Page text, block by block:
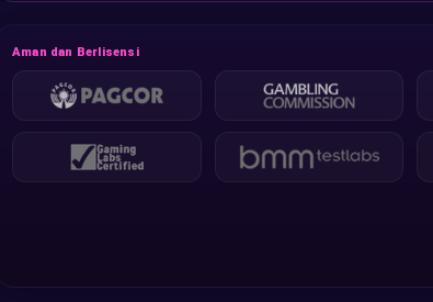
Aman dan Berlisensi